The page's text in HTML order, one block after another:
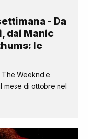
- Da
dai Manic
le
The Weeknd e
mese di ottobre nel